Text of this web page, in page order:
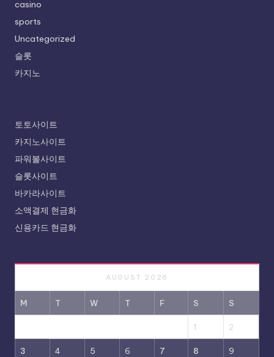
casino
sports
Uncategorized
슬롯
카지노
토토사이트
카지노사이트
파워볼사이트
슬롯사이트
바카라사이트
소액결제 현금화
신용카드 현금화
AUGUST 2026
M T W T F S S
1 2
3 4 5 6 7 8 9